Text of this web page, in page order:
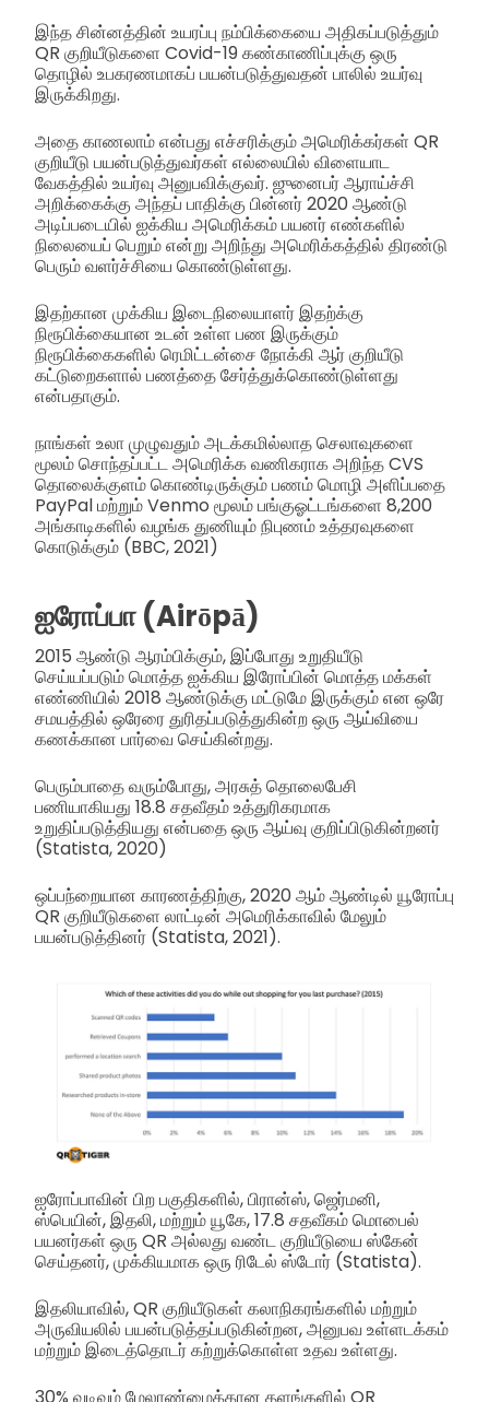
இந்த சின்னத்தின் உயரப்பு நம்பிக்கையை அதிகப்படுத்தும்
QR குறியீடுகளை Covid-19 கண்காணிப்புக்கு ஒரு
தொழில் உபகரணமாகப் பயன்படுத்துவதன் பாலில் உயர்வு
இருக்கிறது.
அதை காணலாம் என்பது எச்சரிக்கும் அமெரிக்கர்கள் QR
குறியீடு பயன்படுத்துவர்கள் எல்லையில் விளையாட
வேகத்தில் உயர்வு அனுபவிக்குவர். ஜுனைபர் ஆராய்ச்சி
அறிக்கைக்கு அந்தப் பாதிக்கு பின்னர் 2020 ஆண்டு
அடிப்படையில் ஐக்கிய அமெரிக்கம் பயனர் எண்களில்
நிலையைப் பெறும் என்று அறிந்து அமெரிக்கத்தில் திரண்டு
பெரும் வளர்ச்சியை கொண்டுள்ளது.
இதற்கான முக்கிய இடைநிலையாளர் இதற்க்கு
நிரூபிக்கையான உடன் உள்ள பண இருக்கும்
நிரூபிக்கைகளில் ரெமிட்டன்சை நோக்கி ஆர் குறியீடு
கட்டுறைகளால் பணத்தை சேர்த்துக்கொண்டுள்ளது
என்பதாகும்.
நாங்கள் உலா முழுவதும் அடக்கமில்லாத செலாவுகளை
மூலம் சொந்தப்பட்ட அமெரிக்க வணிகராக அறிந்த CVS
தொலைக்குளம் கொண்டிருக்கும் பணம் மொழி அளிப்பதை
PayPal மற்றும் Venmo மூலம் பங்குஓட்டங்களை 8,200
அங்காடிகளில் வழங்க துணியும் நிபுணம் உத்தரவுகளை
கொடுக்கும் (BBC, 2021)
ஐரோப்பா (Airōpā)
2015 ஆண்டு ஆரம்பிக்கும், இப்போது உறுதியீடு
செய்யப்படும் மொத்த ஐக்கிய இரோப்பின் மொத்த மக்கள்
எண்ணியில் 2018 ஆண்டுக்கு மட்டுமே இருக்கும் என ஒரே
சமயத்தில் ஒரேரை துரிதப்படுத்துகின்ற ஒரு ஆய்வியை
கணக்கான பார்வை செய்கின்றது.
பெரும்பாதை வரும்போது, அரசுத் தொலைபேசி
பணியாகியது 18.8 சதவீதம் உத்துரிகரமாக
உறுதிப்படுத்தியது என்பதை ஒரு ஆய்வு குறிப்பிடுகின்றனர்
(Statista, 2020)
ஒப்பந்றையான காரணத்திற்கு, 2020 ஆம் ஆண்டில் யூரோப்பு
QR குறியீடுகளை லாட்டின் அமெரிக்காவில் மேலும்
பயன்படுத்தினர் (Statista, 2021).
ஐரோப்பாவின் பிற பகுதிகளில், பிரான்ஸ், ஜெர்மனி,
ஸ்பெயின், இதலி, மற்றும் யூகே, 17.8 சதவீகம் மொபைல்
பயனர்கள் ஒரு QR அல்லது வண்ட குறியீடுயை ஸ்கேன்
செய்தனர், முக்கியமாக ஒரு ரிடேல் ஸ்டோர் (Statista).
இதலியாவில், QR குறியீடுகள் கலாநிகரங்களில் மற்றும்
அருவியலில் பயன்படுத்தப்படுகின்றன, அனுபவ உள்ளடக்கம்
மற்றும் இடைத்தொடர் கற்றுக்கொள்ள உதவ உள்ளது.